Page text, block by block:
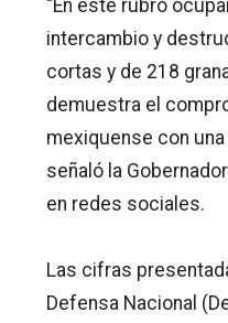
“En este rubro
intercambio y
cortas y de 218
demuestra el
mexiquense con
señaló la
en redes sociales.
Las cifras
Defensa Nacional